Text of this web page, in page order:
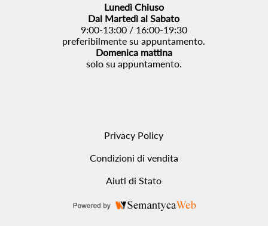
Lunedì Chiuso
Dal Martedì al Sabato
9:00-13:00 / 16:00-19:30
preferibilmente su appuntamento.
Domenica mattina
solo su appuntamento.
Privacy Policy
Condizioni di vendita
Aiuti di Stato